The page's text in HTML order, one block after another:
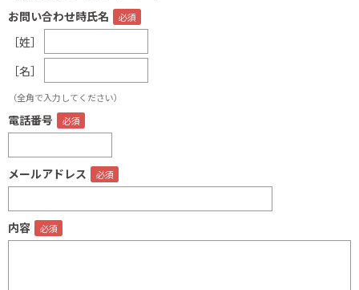
お問い合わせ時氏名
［姓］
［名］
（全角で入力してください）
電話番号
メールアドレス
内容